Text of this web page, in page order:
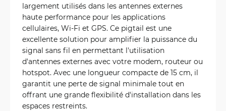
largement utilisés dans les antennes externes
haute performance pour les applications
cellulaires, Wi-Fi et GPS. Ce pigtail est une
excellente solution pour amplifier la puissance du
signal sans fil en permettant l'utilisation
d'antennes externes avec votre modem, routeur ou
hotspot. Avec une longueur compacte de 15 cm, il
garantit une perte de signal minimale tout en
offrant une grande flexibilité d'installation dans les
espaces restreints.